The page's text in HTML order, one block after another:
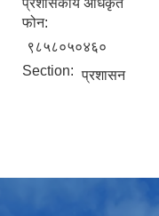
प्रशासकीय अधिकृत
फोन:
९८५८०५०४६०
Section: प्रशासन